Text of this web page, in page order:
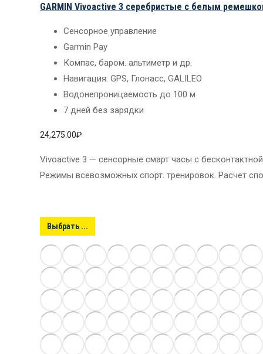
GARMIN Vivoactive 3 серебристые с белым
Сенсорное управление
Garmin Pay
Компас, баром. альтиметр и др.
Навигация: GPS, Глонасс, GALILEO
Водонепроницаемость до 100 м
7 дней без зарядки
24,275.00₽
Vivoactive 3 — сенсорные смарт часы с
Режимы всевозможных спорт. тренировок. Расчет
Выбрать ...